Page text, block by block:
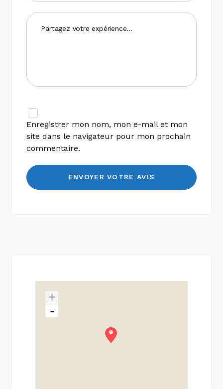
Enregistrer mon nom, mon e-mail et mon
site dans le navigateur pour mon prochain
commentaire.
+
-